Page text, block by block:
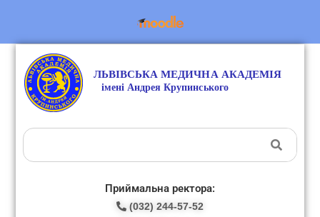
Приймальна ректора:
(032) 244-57-52